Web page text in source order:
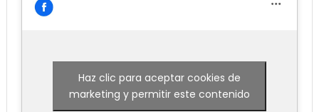
Haz clic para aceptar cookies de
marketing y permitir este contenido